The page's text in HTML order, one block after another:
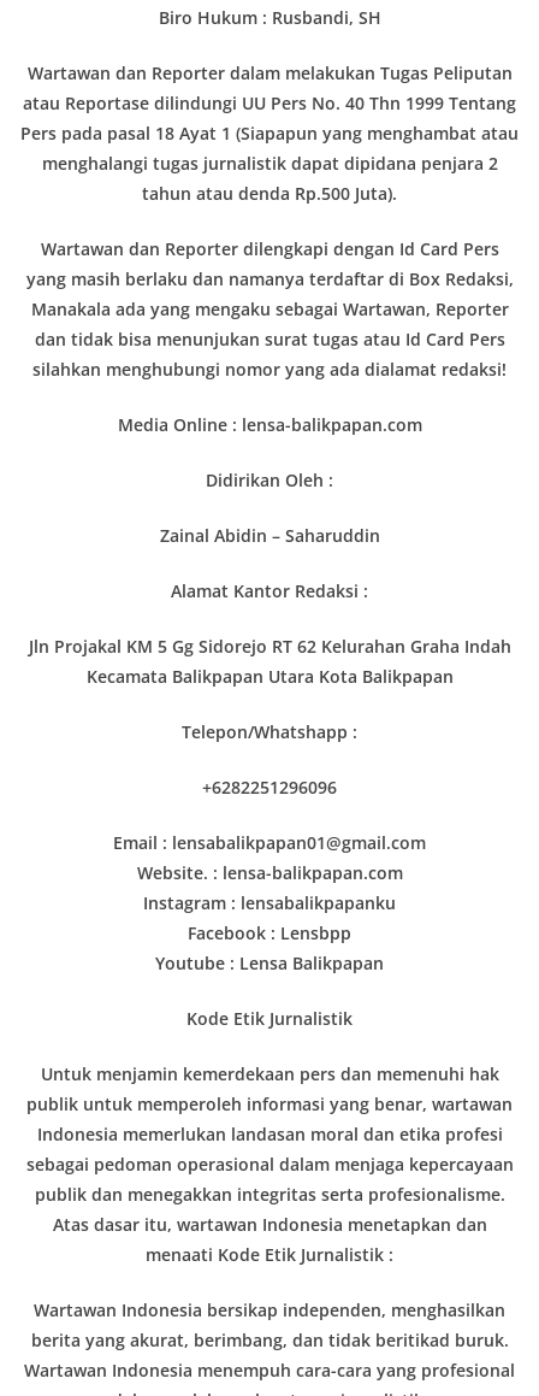
Biro Hukum : Rusbandi, SH
Wartawan dan Reporter dalam melakukan Tugas Peliputan
atau Reportase dilindungi UU Pers No. 40 Thn 1999 Tentang
Pers pada pasal 18 Ayat 1 (Siapapun yang menghambat atau
menghalangi tugas jurnalistik dapat dipidana penjara 2
tahun atau denda Rp.500 Juta).
Wartawan dan Reporter dilengkapi dengan Id Card Pers
yang masih berlaku dan namanya terdaftar di Box Redaksi,
Manakala ada yang mengaku sebagai Wartawan, Reporter
dan tidak bisa menunjukan surat tugas atau Id Card Pers
silahkan menghubungi nomor yang ada dialamat redaksi!
Media Online : lensa-balikpapan.com
Didirikan Oleh :
Zainal Abidin – Saharuddin
Alamat Kantor Redaksi :
Jln Projakal KM 5 Gg Sidorejo RT 62 Kelurahan Graha Indah
Kecamata Balikpapan Utara Kota Balikpapan
Telepon/Whatshapp :
+6282251296096
Email : lensabalikpapan01@gmail.com
Website. : lensa-balikpapan.com
Instagram : lensabalikpapanku
Facebook : Lensbpp
Youtube : Lensa Balikpapan
Kode Etik Jurnalistik
Untuk menjamin kemerdekaan pers dan memenuhi hak
publik untuk memperoleh informasi yang benar, wartawan
Indonesia memerlukan landasan moral dan etika profesi
sebagai pedoman operasional dalam menjaga kepercayaan
publik dan menegakkan integritas serta profesionalisme.
Atas dasar itu, wartawan Indonesia menetapkan dan
menaati Kode Etik Jurnalistik :
Wartawan Indonesia bersikap independen, menghasilkan
berita yang akurat, berimbang, dan tidak beritikad buruk.
Wartawan Indonesia menempuh cara-cara yang profesional